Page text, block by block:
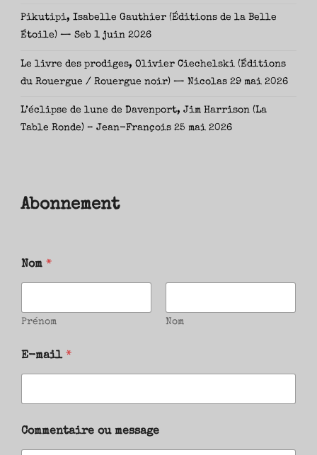
Pikutipi, Isabelle Gauthier (Éditions de la Belle
Étoile) — Seb 1 juin 2026
Le livre des prodiges, Olivier Ciechelski (Éditions
du Rouergue / Rouergue noir) — Nicolas 29 mai 2026
L’éclipse de lune de Davenport, Jim Harrison (La
Table Ronde) – Jean-François 25 mai 2026
Abonnement
Nom *
Prénom Nom
E-mail *
Commentaire ou message